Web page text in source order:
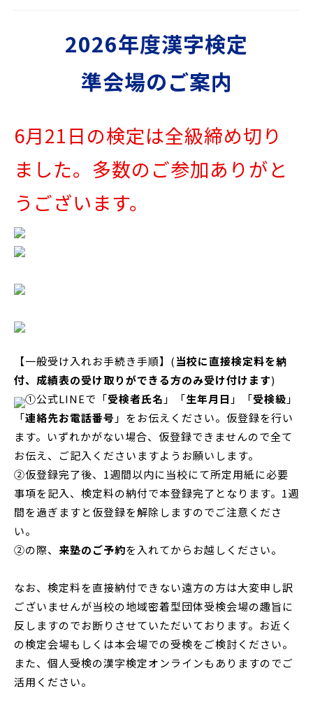
2026年度漢字検定
準会場のご案内
6月21日の検定は全級締め切り
ました。多数のご参加ありがと
うございます。
【一般受け入れお手続き手順】(当校に直接検定料を納
付、成績表の受け取りができる方のみ受け付けます)
①公式LINEで「受検者氏名 」「生年月日 」「受検級 」
「連絡先お電話番号 」をお伝えください。仮登録を行い
ます。いずれかがない場合、仮登録できませんので全て
お伝え、ご記入くださいますようお願いします。
②仮登録完了後、1週間以内に当校にて所定用紙に必要
事項を記入、検定料の納付で本登録完了となります。1週
間を過ぎますと仮登録を解除しますのでご注意くださ
い。
②の際、 来塾のご予約を入れてからお越しください。
なお、検定料を直接納付できない遠方の方は大変申し訳
ございませんが当校の地域密着型団体受検会場の趣旨に
反しますのでお断りさせていただいております。お近く
の検定会場もしくは本会場での受検をご検討ください。
また、個人受検の漢字検定オンラインもありますのでご
活用ください。